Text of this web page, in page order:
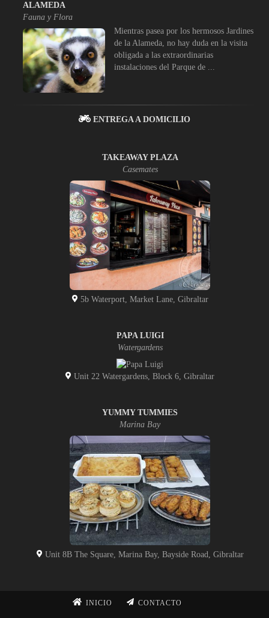
ALAMEDA
Fauna y Flora
Mientras pasea por los hermosos Jardines
de la Alameda, no hay duda en la visita
obligada a las extraordinarias
instalaciones del Parque de ...
ENTREGA A DOMICILIO
TAKEAWAY PLAZA
Casemates
5b Waterport, Market Lane, Gibraltar
PAPA LUIGI
Watergardens
Unit 22 Watergardens, Block 6, Gibraltar
YUMMY TUMMIES
Marina Bay
Unit 8B The Square, Marina Bay, Bayside Road, Gibraltar
INICIO CONTACTO